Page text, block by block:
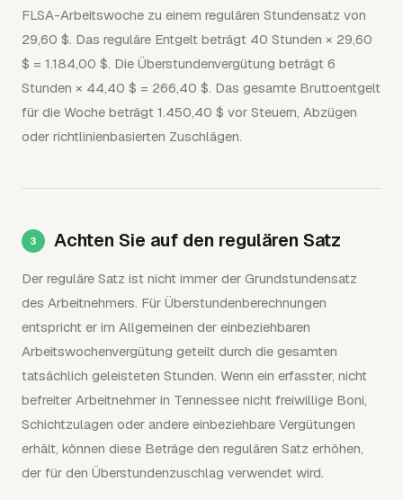
FLSA-Arbeitswoche zu einem regulären Stundensatz von
29,60 $. Das reguläre Entgelt beträgt 40 Stunden × 29,60
$ = 1.184,00 $. Die Überstundenvergütung beträgt 6
Stunden × 44,40 $ = 266,40 $. Das gesamte Bruttoentgelt
für die Woche beträgt 1.450,40 $ vor Steuern, Abzügen
oder richtlinienbasierten Zuschlägen.
Achten Sie auf den regulären Satz
Der reguläre Satz ist nicht immer der Grundstundensatz
des Arbeitnehmers. Für Überstundenberechnungen
entspricht er im Allgemeinen der einbeziehbaren
Arbeitswochenvergütung geteilt durch die gesamten
tatsächlich geleisteten Stunden. Wenn ein erfasster, nicht
befreiter Arbeitnehmer in Tennessee nicht freiwillige Boni,
Schichtzulagen oder andere einbeziehbare Vergütungen
erhält, können diese Beträge den regulären Satz erhöhen,
der für den Überstundenzuschlag verwendet wird.